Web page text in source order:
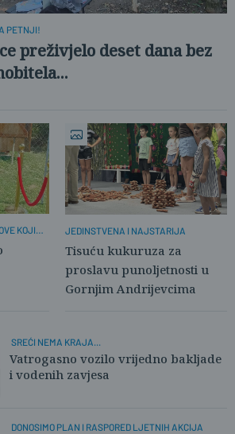
PETNJI!
preživjelo deset dana bez
KOJI
JEDINSTVENA I NAJSTARIJA
Tisuću kukuruza za
proslavu punoljetnosti u
Gornjim Andrijevcima
SREĆI NEMA KRAJA...
Vatrogasno vozilo vrijedno bakljade
i vodenih zavjesa
DONOSIMO PLAN I RASPORED LJETNIH AKCIJA